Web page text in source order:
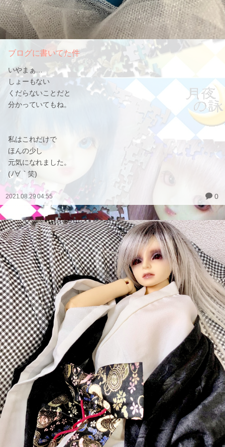
ブログに書いてた件
いやまぁ…
しょーもない
くだらないことだと
分かっていてもね。
私はこれだけで
ほんの少し
元気になれました。
(ﾉ∀｀笑)
2021.08.29 04:55 0